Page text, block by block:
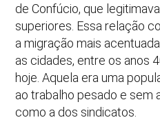
de Confúcio, que
superiores. Essa relação
a migração mais
as cidades, entre os anos
hoje. Aquela era uma
ao trabalho pesado e sem
como a dos sindicatos.